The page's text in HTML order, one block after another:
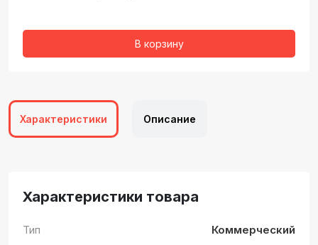
В корзину
Характеристики Описание
Характеристики товара
Тип
Коммерческий